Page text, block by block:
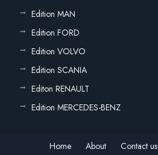
Edition MAN
Edition FORD
Edition VOLVO
Edition SCANIA
Editon RENAULT
Edition MERCEDES-BENZ
Home About Contact us